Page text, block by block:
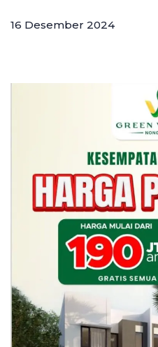
16 Desember 2024